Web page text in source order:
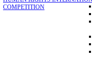
COMPETITION